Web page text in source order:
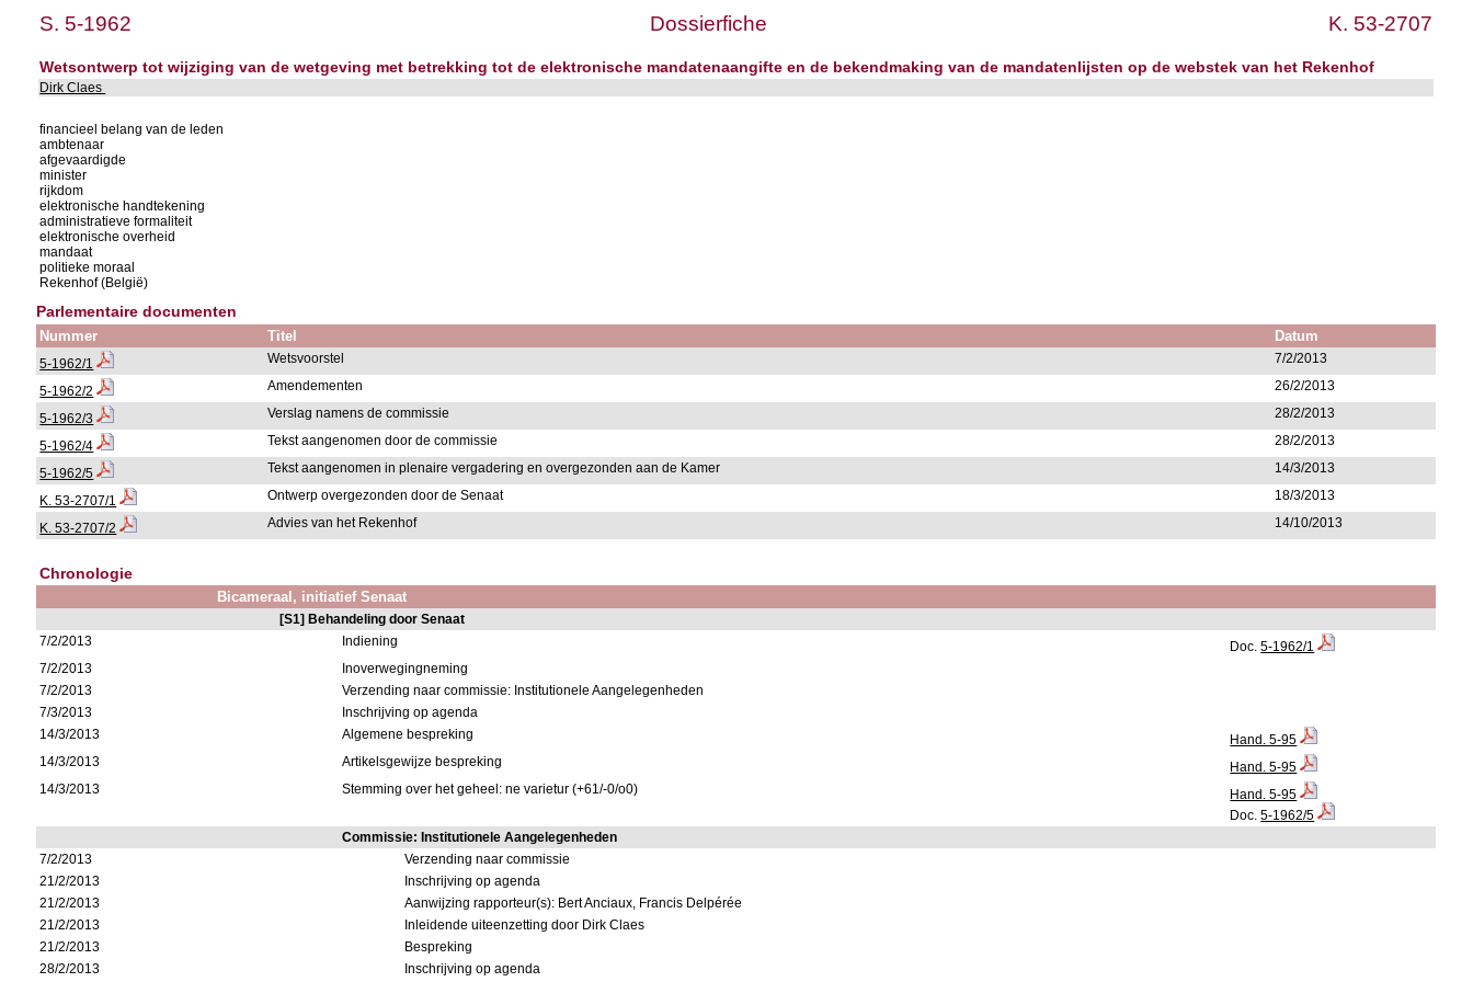
S. 5-1962 Dossierfiche K. 53-2707
Wetsontwerp tot wijziging van de wetgeving met betrekking tot de elektronische mandatenaangifte en de bekendmaking van de mandatenlijsten op de webstek van het Rekenhof
Dirk Claes
financieel belang van de leden
ambtenaar
afgevaardigde
minister
rijkdom
elektronische handtekening
administratieve formaliteit
elektronische overheid
mandaat
politieke moraal
Rekenhof (België)
Parlementaire documenten
Nummer Titel Datum
5-1962/1 Wetsvoorstel 7/2/2013
5-1962/2 Amendementen 26/2/2013
5-1962/3 Verslag namens de commissie 28/2/2013
5-1962/4 Tekst aangenomen door de commissie 28/2/2013
5-1962/5 Tekst aangenomen in plenaire vergadering en overgezonden aan de Kamer 14/3/2013
K. 53-2707/1 Ontwerp overgezonden door de Senaat 18/3/2013
K. 53-2707/2 Advies van het Rekenhof 14/10/2013
Chronologie
Bicameraal, initiatief Senaat
[S1] Behandeling door Senaat
7/2/2013
Indiening Doc.5-1962/1
7/2/2013
Inoverwegingneming
7/2/2013
Verzending naar commissie: Institutionele Aangelegenheden
7/3/2013
Inschrijving op agenda
14/3/2013
Algemene bespreking
Hand. 5-95
14/3/2013
Artikelsgewijze bespreking
Hand. 5-95
14/3/2013
Stemming over het geheel: ne varietur (+61/-0/o0)
Hand. 5-95
Doc.5-1962/5
Commissie: Institutionele Aangelegenheden
7/2/2013
Verzending naar commissie
21/2/2013
Inschrijving op agenda
21/2/2013
Aanwijzing rapporteur(s): Bert Anciaux, Francis Delpérée
21/2/2013
Inleidende uiteenzetting door Dirk Claes
21/2/2013
Bespreking
28/2/2013
Inschrijving op agenda